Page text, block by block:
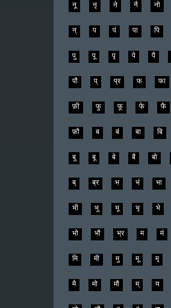
नू नृ ने नै नो
न् प पं पा पि
पु पू पृ पे पै
पौ प् प्र फ फा
फ़ी फु फू फे फै
फ़ौ ब बं बा बि
बु बू बे बै बो
ब् ब्र भ भं भा
भी भु भू भृ भे
भो भौ भ्र म मं
मि मी मु मू मृ
मै मो मौ म् य